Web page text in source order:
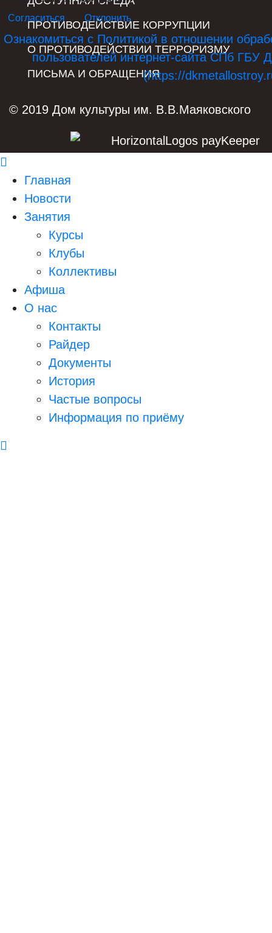
ПРОТИВОДЕЙСТВИЕ КОРРУПЦИИ
О ПРОТИВОДЕЙСТВИИ ТЕРРОРИЗМУ
ПИСЬМА И ОБРАЩЕНИЯ
© 2019 Дом культуры им. В.В.Маяковского
Главная
Новости
Занятия
Курсы
Клубы
Коллективы
Афиша
О нас
Контакты
Райдер
Документы
История
Частые вопросы
Информация по приёму
Согласиться Отклонить
Ознакомиться с Политикой в отношении
пользователей интернет-сайта СПб ГБУ
(https://